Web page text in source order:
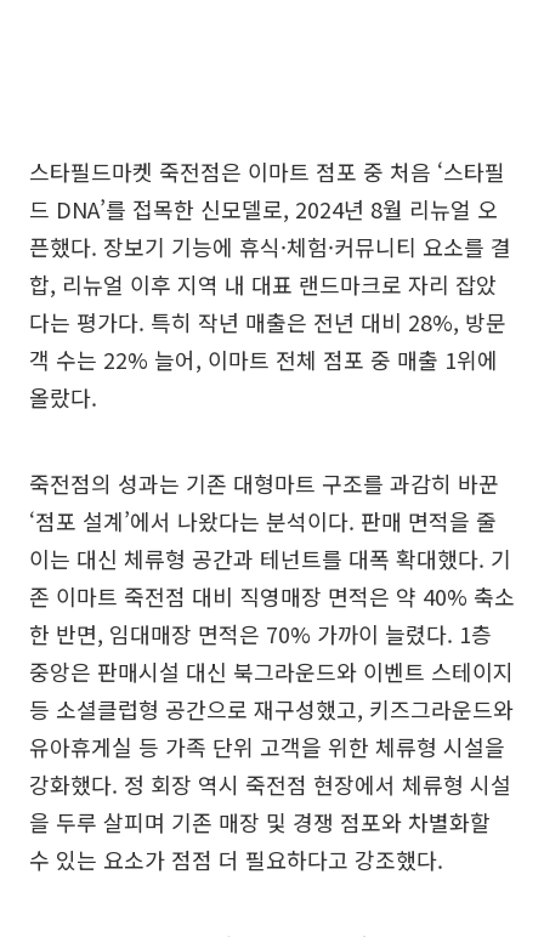
스타필드마켓 죽전점은 이마트 점포 중 처음 ‘스타필
드 DNA’를 접목한 신모델로, 2024년 8월 리뉴얼 오
픈했다. 장보기 기능에 휴식·체험·커뮤니티 요소를 결
합, 리뉴얼 이후 지역 내 대표 랜드마크로 자리 잡았
다는 평가다. 특히 작년 매출은 전년 대비 28%, 방문
객 수는 22% 늘어, 이마트 전체 점포 중 매출 1위에
올랐다.
죽전점의 성과는 기존 대형마트 구조를 과감히 바꾼
‘점포 설계’에서 나왔다는 분석이다. 판매 면적을 줄
이는 대신 체류형 공간과 테넌트를 대폭 확대했다. 기
존 이마트 죽전점 대비 직영매장 면적은 약 40% 축소
한 반면, 임대매장 면적은 70% 가까이 늘렸다. 1층
중앙은 판매시설 대신 북그라운드와 이벤트 스테이지
등 소셜클럽형 공간으로 재구성했고, 키즈그라운드와
유아휴게실 등 가족 단위 고객을 위한 체류형 시설을
강화했다. 정 회장 역시 죽전점 현장에서 체류형 시설
을 두루 살피며 기존 매장 및 경쟁 점포와 차별화할
수 있는 요소가 점점 더 필요하다고 강조했다.